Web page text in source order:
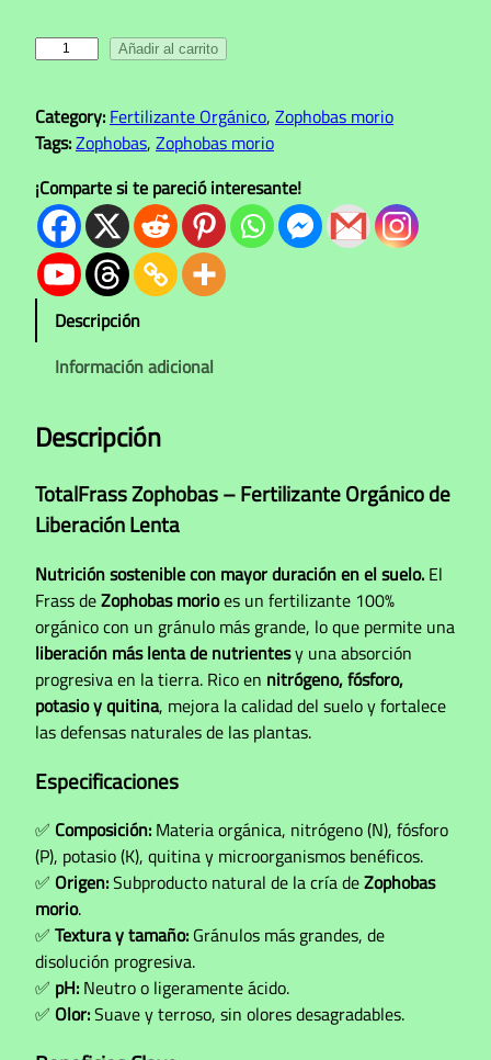
s
d
e
s
d
e
S
/
2
h
t
a
S
/
2
0
a
F
a
s
s
o
b
s
c
n
t
i
d
a
d
Añadir al carrito
Category: Fertilizante Orgánico, Zophobas morio
Tags:Zophobas, Zophobas morio
¡Comparte si te pareció interesante!
Descripción
Información adicional
Descripción
TotalFrass Zophobas – Fertilizante Orgánico de
Liberación Lenta
Nutrición sostenible con mayor duración en el suelo. El
Frass deZophobas morioes un fertilizante 100%
orgánico con un gránulo más grande, lo que permite una
liberación más lenta de nutrientesy una absorción
progresiva en la tierra. Rico en nitrógeno, fósforo,
potasio y quitina, mejora la calidad del suelo y fortalece
las defensas naturales de las plantas.
Especificaciones
✅ Composición: Materia orgánica, nitrógeno (N), fósforo
(P), potasio (K), quitina y microorganismos benéficos.
✅ Origen:Subproducto natural de la cría deZophobas
morio.
✅ Textura y tamaño: Gránulos más grandes, de
disolución progresiva.
✅ pH: Neutro o ligeramente ácido.
✅ Olor:Suave y terroso, sin olores desagradables.